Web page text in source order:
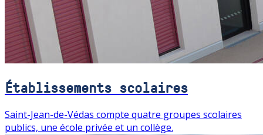
Établissements scolaires
Saint-Jean-de-Védas compte quatre groupes scolaires
publics, une école privée et un collège.